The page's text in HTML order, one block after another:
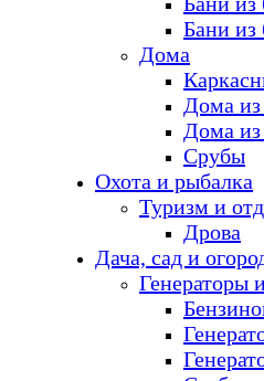
Бани из
Дома
Дома из
Дома из
Срубы
Охота и рыбалка
Туризм и
Дрова
Дача, сад и
Генераторы